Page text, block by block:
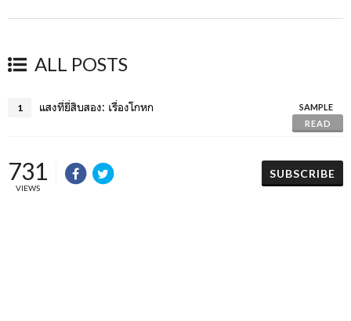
ALL POSTS
1 แสงที่ยี่สิบสอง: เรื่องโกหก
SAMPLE
READ
731
VIEWS
SUBSCRIBE